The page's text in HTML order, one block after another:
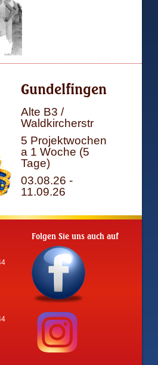
Gundelfingen
Alte B3 /
Waldkircherstr
5 Projektwochen
a 1 Woche (5
Tage)
03.08.26 -
11.09.26
Folgen Sie uns auch auf